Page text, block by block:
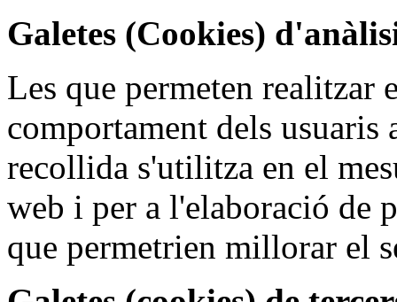
Galetes (Cookies)
Les que permeten
comportament dels
recollida s'utilitza en el
web i per a l'elaboració de
que permetrien millorar el